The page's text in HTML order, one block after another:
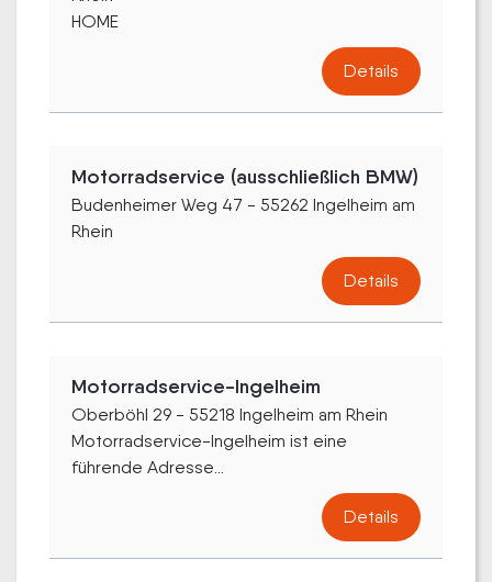
HOME
Details
Motorradservice (ausschließlich BMW)
Budenheimer Weg 47 - 55262 Ingelheim am
Rhein
Details
Motorradservice-Ingelheim
Oberböhl 29 - 55218 Ingelheim am Rhein
Motorradservice-Ingelheim ist eine
führende Adresse...
Details